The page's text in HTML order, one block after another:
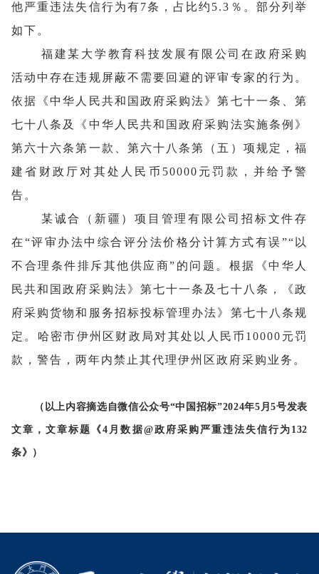
他严重违法失信行为有7条，占比约5.3％。部分列举
如下。
福建某大学教育科技发展有限公司在政府采购
活动中存在违规屏蔽不需要回避的评审专家的行为。
依据《中华人民共和国政府采购法》第七十一条、第
七十八条及《中华人民共和国政府采购法实施条例》
第六十六条第一款、第六十八条第（五）项规定，福
建省财政厅对其处人民币50000元罚款，并给予警
告。
某诚合（新疆）项目管理有限公司招标文件存
在“评审办法中综合评分法价格分计算方式有误”“以
不合理条件排斥其他供应商”的问题。根据《中华人
民共和国政府采购法》第七十一条及七十八条，《政
府采购货物和服务招标投标管理办法》第七十八条规
定。哈密市伊州区财政局对其处以人民币10000元罚
款，警告，两年内禁止其代理伊州区政府采购业务。
（以上内容摘选自微信公众号“中国招标”2024年5 月5号发表
文章，文章标题《4月数据@政府采购严重违法失信行为132
条》）